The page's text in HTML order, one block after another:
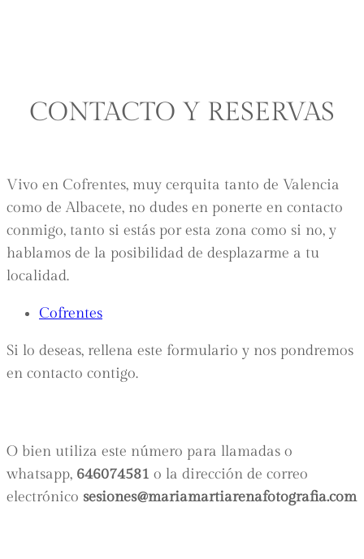
CONTACTO Y RESERVAS
Vivo en Cofrentes, muy cerquita tanto de Valencia
como de Albacete, no dudes en ponerte en contacto
conmigo, tanto si estás por esta zona como si no, y
hablamos de la posibilidad de desplazarme a tu
localidad.
Cofrentes
Si lo deseas, rellena este formulario y nos pondremos
en contacto contigo.
O bien utiliza este número para llamadas o
whatsapp, 646074581 o la dirección de correo
electrónico sesiones@mariamartiarenafotografia.com